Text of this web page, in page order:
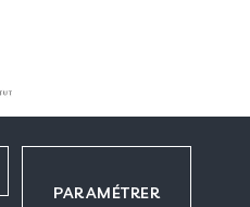
PARAMÉTRER